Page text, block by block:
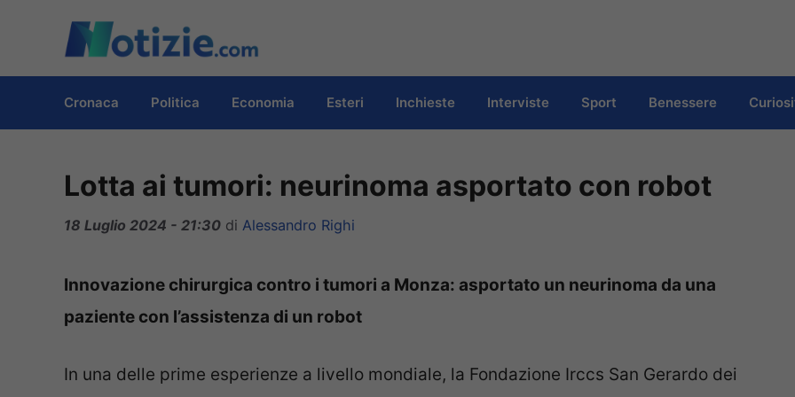
contenuto
Cronaca Politica Economia Esteri Inchieste Interviste Sport Benessere
Lotta ai tumori: neurinoma asportato con robot
18 Luglio 2024 - 21:30 di Alessandro Righi
Innovazione chirurgica contro i tumori a Monza: asportato un neurinoma da una
paziente con l’assistenza di un robot
In una delle prime esperienze a livello mondiale, la Fondazione Irccs San Gerardo dei